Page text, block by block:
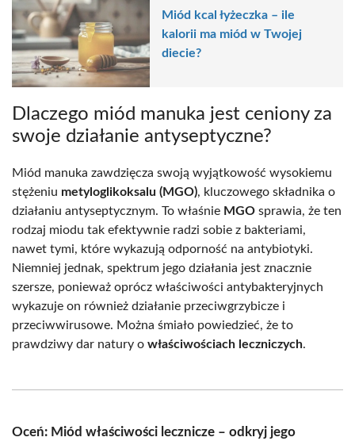
Miód kcal łyżeczka – ile
kalorii ma miód w Twojej
diecie?
Dlaczego miód manuka jest ceniony za
swoje działanie antyseptyczne?
Miód manuka zawdzięcza swoją wyjątkowość wysokiemu
stężeniu metyloglikoksalu (MGO), kluczowego składnika o
działaniu antyseptycznym. To właśnie MGO sprawia, że ten
rodzaj miodu tak efektywnie radzi sobie z bakteriami,
nawet tymi, które wykazują odporność na antybiotyki.
Niemniej jednak, spektrum jego działania jest znacznie
szersze, ponieważ oprócz właściwości antybakteryjnych
wykazuje on również działanie przeciwgrzybicze i
przeciwwirusowe. Można śmiało powiedzieć, że to
prawdziwy dar natury o właściwościach leczniczych.
Oceń: Miód właściwości lecznicze – odkryj jego